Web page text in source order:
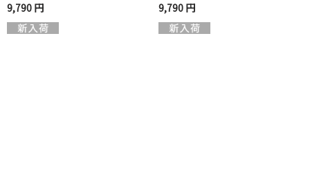
9,790 円 9,790 円